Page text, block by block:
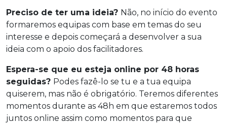
Preciso de ter uma ideia? Não, no início do evento
formaremos equipas com base em temas do seu
interesse e depois começará a desenvolver a sua
ideia com o apoio dos facilitadores.
Espera-se que eu esteja online por 48 horas
seguidas? Podes fazê-lo se tu e a tua equipa
quiserem, mas não é obrigatório. Teremos diferentes
momentos durante as 48h em que estaremos todos
juntos online assim como momentos para que